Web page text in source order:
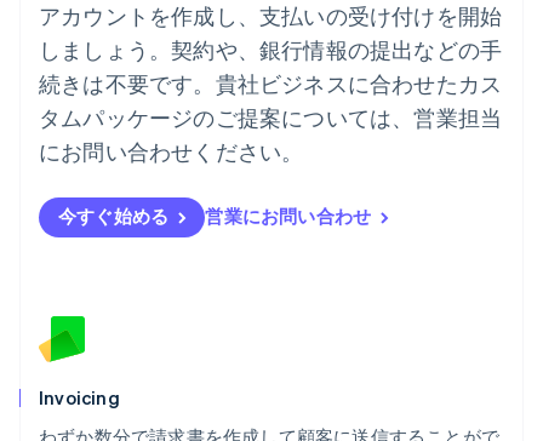
アカウントを作成し、支払いの受け付けを開始
しましょう。契約や、銀行情報の提出などの手
続きは不要です。貴社ビジネスに合わせたカス
タムパッケージのご提案については、営業担当
にお問い合わせください。
今すぐ始める 営業にお問い合わせ
Invoicing
English
ノルウェー
English
ハンガリー
English
フィンランド
ブラジル
PortuguêsEnglish
フランス
English
ベルギー
ポーランド
English